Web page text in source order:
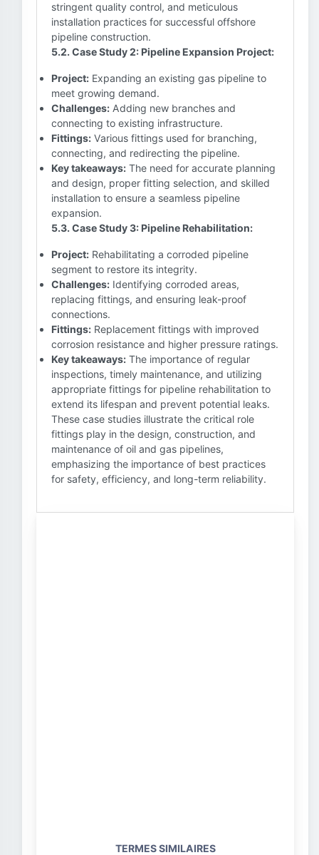
stringent quality control, and meticulous
installation practices for successful offshore
pipeline construction.
5.2. Case Study 2: Pipeline Expansion Project:
Project: Expanding an existing gas pipeline to
meet growing demand.
Challenges: Adding new branches and
connecting to existing infrastructure.
Fittings: Various fittings used for branching,
connecting, and redirecting the pipeline.
Key takeaways: The need for accurate planning
and design, proper fitting selection, and skilled
installation to ensure a seamless pipeline
expansion.
5.3. Case Study 3: Pipeline Rehabilitation:
Project: Rehabilitating a corroded pipeline
segment to restore its integrity.
Challenges: Identifying corroded areas,
replacing fittings, and ensuring leak-proof
connections.
Fittings: Replacement fittings with improved
corrosion resistance and higher pressure ratings.
Key takeaways: The importance of regular
inspections, timely maintenance, and utilizing
appropriate fittings for pipeline rehabilitation to
extend its lifespan and prevent potential leaks.
These case studies illustrate the critical role
fittings play in the design, construction, and
maintenance of oil and gas pipelines,
emphasizing the importance of best practices
for safety, efficiency, and long-term reliability.
TERMES SIMILAIRES